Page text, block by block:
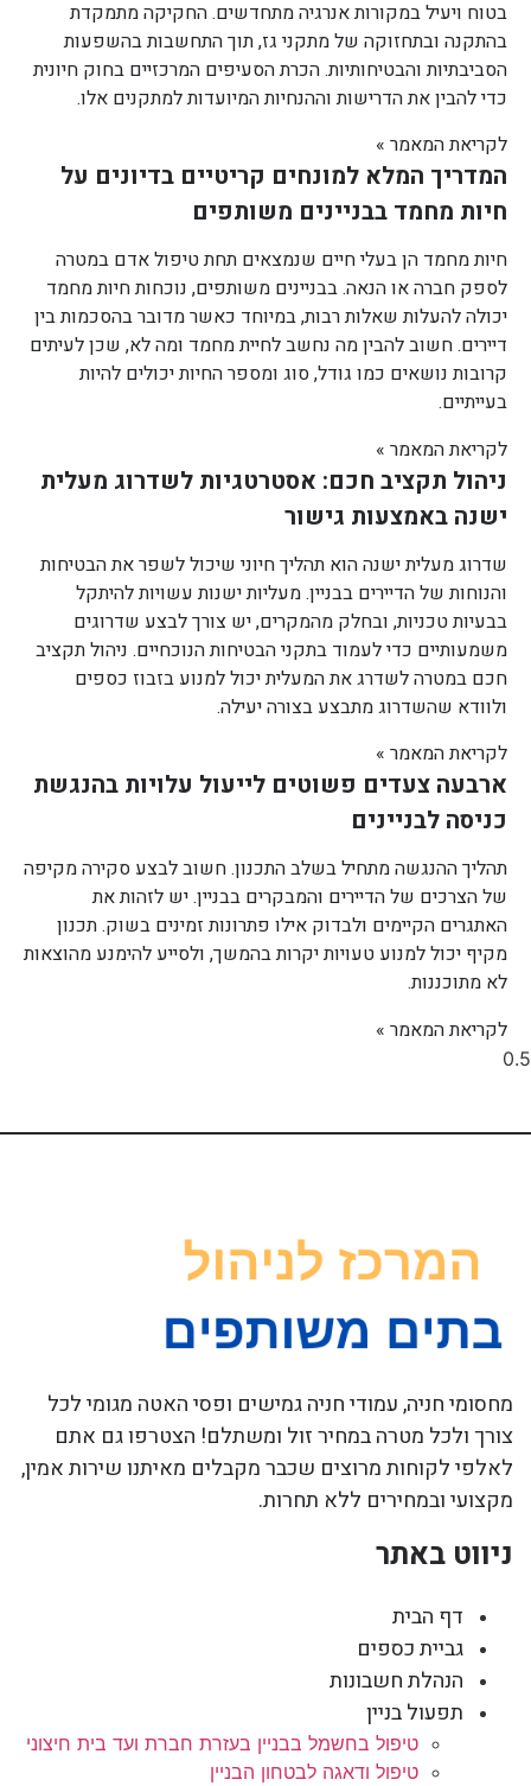
בטוח ויעיל במקורות אנרגיה מתחדשים. החקיקה מתמקדת
בהתקנה ובתחזוקה של מתקני גז, תוך התחשבות בהשפעות
הסביבתיות והבטיחותיות. הכרת הסעיפים המרכזיים בחוק חיונית
כדי להבין את הדרישות וההנחיות המיועדות למתקנים אלו.
לקריאת המאמר »
המדריך המלא למונחים קריטיים בדיונים על
חיות מחמד בבניינים משותפים
חיות מחמד הן בעלי חיים שנמצאים תחת טיפול אדם במטרה
לספק חברה או הנאה. בבניינים משותפים, נוכחות חיות מחמד
יכולה להעלות שאלות רבות, במיוחד כאשר מדובר בהסכמות בין
דיירים. חשוב להבין מה נחשב לחיית מחמד ומה לא, שכן לעיתים
קרובות נושאים כמו גודל, סוג ומספר החיות יכולים להיות
בעייתיים.
לקריאת המאמר »
ניהול תקציב חכם: אסטרטגיות לשדרוג מעלית
ישנה באמצעות גישור
שדרוג מעלית ישנה הוא תהליך חיוני שיכול לשפר את הבטיחות
והנוחות של הדיירים בבניין. מעליות ישנות עשויות להיתקל
בבעיות טכניות, ובחלק מהמקרים, יש צורך לבצע שדרוגים
משמעותיים כדי לעמוד בתקני הבטיחות הנוכחיים. ניהול תקציב
חכם במטרה לשדרג את המעלית יכול למנוע בזבוז כספים
ולוודא שהשדרוג מתבצע בצורה יעילה.
לקריאת המאמר »
ארבעה צעדים פשוטים לייעול עלויות בהנגשת
כניסה לבניינים
תהליך ההנגשה מתחיל בשלב התכנון. חשוב לבצע סקירה מקיפה
של הצרכים של הדיירים והמבקרים בבניין. יש לזהות את
האתגרים הקיימים ולבדוק אילו פתרונות זמינים בשוק. תכנון
מקיף יכול למנוע טעויות יקרות בהמשך, ולסייע להימנע מהוצאות
לא מתוכננות.
לקריאת המאמר »
מחסומי חניה, עמודי חניה גמישים ופסי האטה מגומי לכל
צורך ולכל מטרה במחיר זול ומשתלם! הצטרפו גם אתם
לאלפי לקוחות מרוצים שכבר מקבלים מאיתנו שירות אמין,
מקצועי ובמחירים ללא תחרות.
ניווט באתר
דף הבית
גביית כספים
הנהלת חשבונות
תפעול בניין
טיפול בחשמל בבניין בעזרת חברת ועד בית חיצוני
טיפול ודאגה לבטחון הבניין